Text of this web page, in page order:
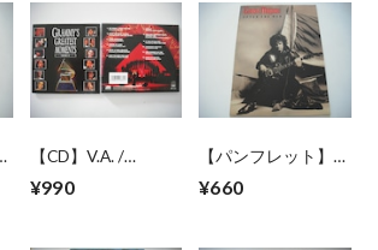
【CD】V.A. /
GRAMMY'S
GREATEST
¥990
【パンフレット】
GARY MOORE /
AFTER THE WAR
¥660